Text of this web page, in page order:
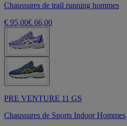
Chaussures de trail running hommes
€ 95,00€ 66,00
PRE VENTURE 11 GS
Chaussures de Sports Indoor Hommes